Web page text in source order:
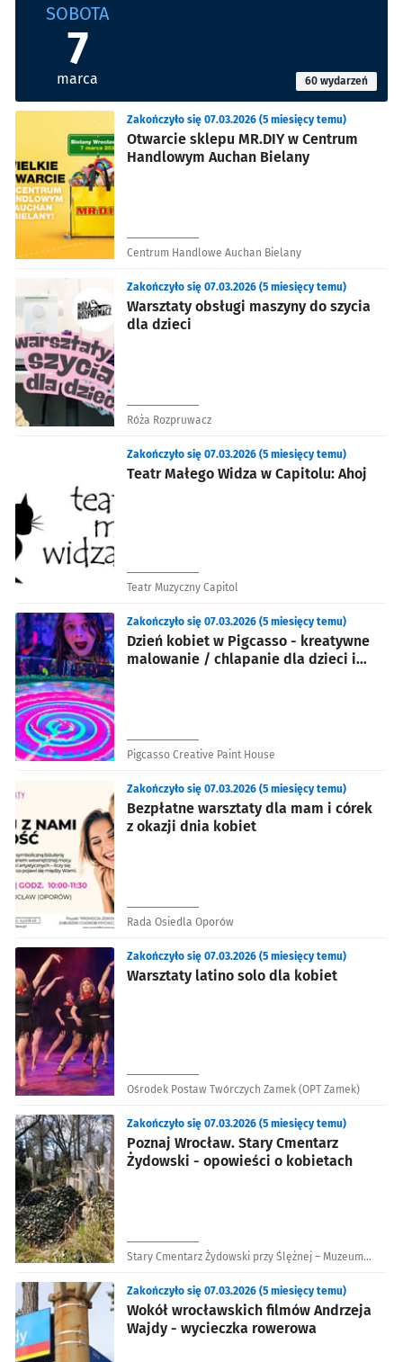
SOBOTA
7
marca 60 wydarzeń
Otwarcie sklepu MR.DIY w Centrum
Handlowym Auchan Bielany
Zakończyło się 07.03.2026 (5 miesięcy temu)
Centrum Handlowe Auchan Bielany
Warsztaty obsługi maszyny do szycia
dla dzieci
Zakończyło się 07.03.2026 (5 miesięcy temu)
Róża Rozpruwacz
Teatr Małego Widza w Capitolu: Ahoj
Zakończyło się 07.03.2026 (5 miesięcy temu)
Teatr Muzyczny Capitol
Dzień kobiet w Pigcasso - kreatywne
malowanie / chlapanie dla dzieci i
Zakończyło się 07.03.2026 (5 miesięcy temu)
Pigcasso Creative Paint House
Bezpłatne warsztaty dla mam i córek
z okazji dnia kobiet
Zakończyło się 07.03.2026 (5 miesięcy temu)
Rada Osiedla Oporów
Warsztaty latino solo dla kobiet
Zakończyło się 07.03.2026 (5 miesięcy temu)
Ośrodek Postaw Twórczych Zamek (OPT Zamek)
Poznaj Wrocław. Stary Cmentarz
Żydowski - opowieści o kobietach
Zakończyło się 07.03.2026 (5 miesięcy temu)
Stary Cmentarz Żydowski przy Ślężnej – Muzeum
Wokół wrocławskich filmów Andrzeja
Wajdy - wycieczka rowerowa
Zakończyło się 07.03.2026 (5 miesięcy temu)